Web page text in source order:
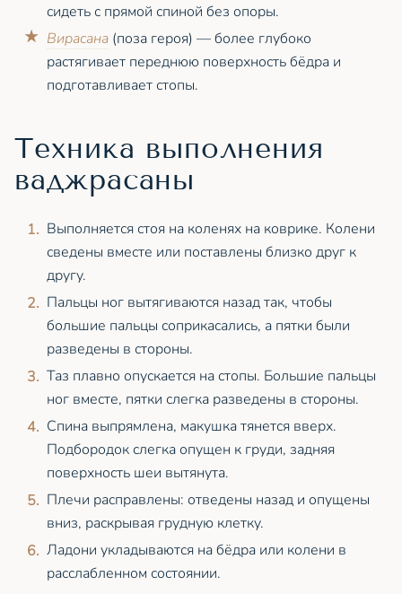
сидеть с прямой спиной без опоры.
Вирасана (поза героя) — более глубоко
растягивает переднюю поверхность бёдра и
подготавливает стопы.
Техника выполнения
ваджрасаны
Выполняется стоя на коленях на коврике. Колени
сведены вместе или поставлены близко друг к
другу.
Пальцы ног вытягиваются назад так, чтобы
большие пальцы соприкасались, а пятки были
разведены в стороны.
Таз плавно опускается на стопы. Большие пальцы
ног вместе, пятки слегка разведены в стороны.
Спина выпрямлена, макушка тянется вверх.
Подбородок слегка опущен к груди, задняя
поверхность шеи вытянута.
Плечи расправлены: отведены назад и опущены
вниз, раскрывая грудную клетку.
Ладони укладываются на бёдра или колени в
расслабленном состоянии.